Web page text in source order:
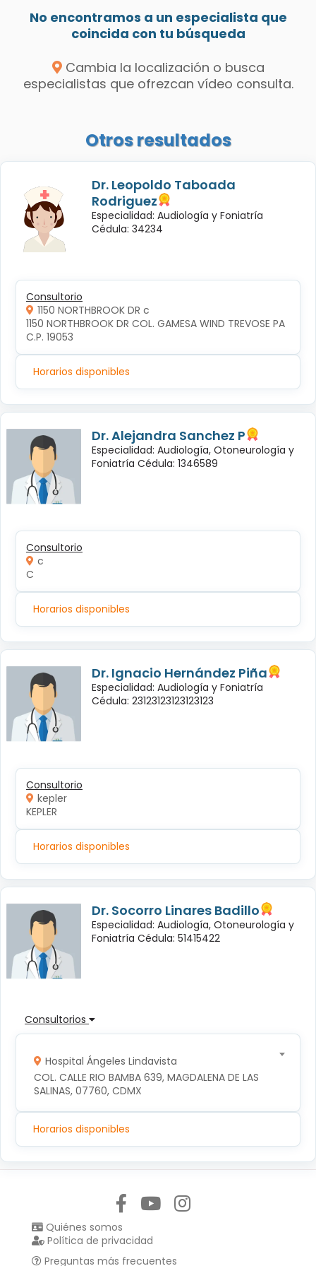
No encontramos a un especialista que
coincida con tu búsqueda
Cambia la localización o busca
especialistas que ofrezcan vídeo consulta.
Otros resultados
Dr. Leopoldo Taboada
Rodriguez
Especialidad: Audiología y Foniatría
Cédula: 34234
Consultorio
1150 NORTHBROOK DR c
1150 NORTHBROOK DR COL. GAMESA WIND TREVOSE PA
C.P. 19053
Horarios disponibles
Dr. Alejandra Sanchez P
Especialidad: Audiología, Otoneurología y
Foniatría Cédula: 1346589
Consultorio
c
C
Horarios disponibles
Dr. Ignacio Hernández Piña
Especialidad: Audiología y Foniatría
Cédula: 23123123123123123
Consultorio
kepler
KEPLER
Horarios disponibles
Dr. Socorro Linares Badillo
Especialidad: Audiología, Otoneurología y
Foniatría Cédula: 51415422
Consultorios
Hospital Ángeles Lindavista
COL. CALLE RIO BAMBA 639, MAGDALENA DE LAS
SALINAS, 07760, CDMX
Horarios disponibles
Quiénes somos
Política de privacidad
Preguntas más frecuentes